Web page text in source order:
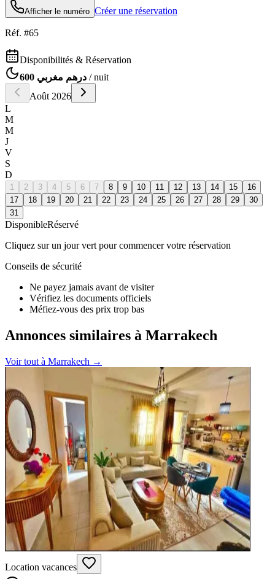
Afficher le numéro Créer une réservation
Réf. #65
Disponibilités & Réservation
600 درهم مغربي / nuit
Août 2026
L
M
M
J
V
S
D
1 2 3 4 5 6 7 8 9 10 11 12 13 14 15
16
17
18 19 20 21 22 23 24 25 26 27 28 29
30
31
DisponibleRéservé
Cliquez sur un jour vert pour commencer votre réservation
Conseils de sécurité
Ne payez jamais avant de visiter
Vérifiez les documents officiels
Méfiez-vous des prix trop bas
Annonces similaires à Marrakech
Voir tout à Marrakech →
Location vacances